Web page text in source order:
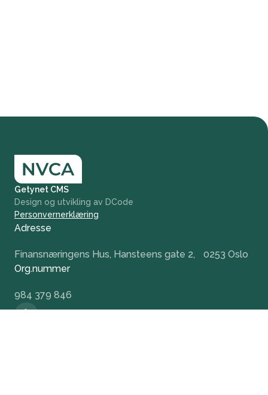
Getynet CMS
Design og utvikling av DCode
Personvernerklæring
Adresse
Finansnæringens Hus, Hansteens gate 2, 0253 Oslo
Org.nummer
984 379 846